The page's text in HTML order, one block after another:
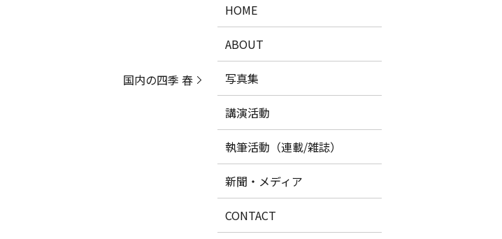
国内の四季 春
HOME
ABOUT
写真集
講演活動
執筆活動（連載/雑誌）
新聞・メディア
CONTACT